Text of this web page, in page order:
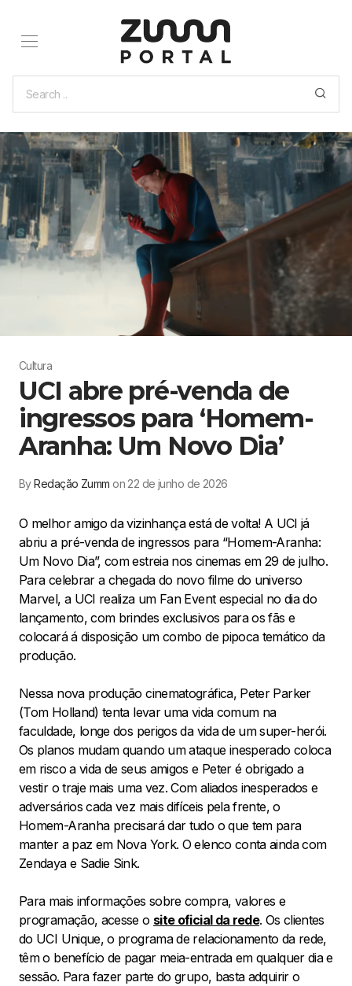
Cultura
UCI abre pré-venda de
ingressos para ‘Homem-
Aranha: Um Novo Dia’
ByRedação Zumm on 22 de junho de 2026
O melhor amigo da vizinhança está de volta! A UCI já
abriu a pré-venda de ingressos para “Homem-Aranha:
Um Novo Dia”, com estreia nos cinemas em 29 de julho.
Para celebrar a chegada do novo filme do universo
Marvel, a UCI realiza um Fan Event especial no dia do
lançamento, com brindes exclusivos para os fãs e
colocará á disposição um combo de pipoca temático da
produção.
Nessa nova produção cinematográfica, Peter Parker
(Tom Holland) tenta levar uma vida comum na
faculdade, longe dos perigos da vida de um super-herói.
Os planos mudam quando um ataque inesperado coloca
em risco a vida de seus amigos e Peter é obrigado a
vestir o traje mais uma vez. Com aliados inesperados e
adversários cada vez mais difíceis pela frente, o
Homem-Aranha precisará dar tudo o que tem para
manter a paz em Nova York. O elenco conta ainda com
Zendaya e Sadie Sink.
Para mais informações sobre compra, valores e
programação, acesse o site oficial da rede. Os clientes
do UCI Unique, o programa de relacionamento da rede,
têm o benefício de pagar meia-entrada em qualquer dia e
sessão. Para fazer parte do grupo, basta adquirir o